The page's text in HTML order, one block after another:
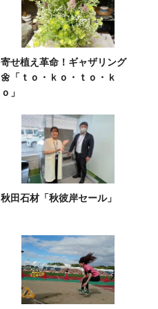
寄せ植え革命！ギャザリング
🌼「ｔｏ・ｋｏ・ｔｏ・ｋ
ｏ」
秋田石材「秋彼岸セール」